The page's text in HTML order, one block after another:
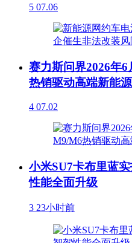
5 07.06
赛力斯问界2026年
热销驱动高端新能
4 07.02
小米SU7卡布里蓝
性能全面升级
3 23小时前